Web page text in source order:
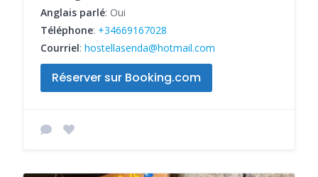
Anglais parlé: Oui
Téléphone: +34669167028
Courriel: hostellasenda@hotmail.com
Réserver sur Booking.com